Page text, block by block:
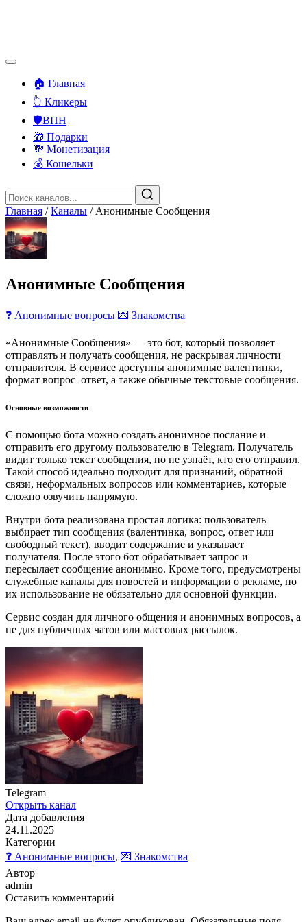
🏠 Главная
👆 Кликеры
🛡️ВПН
🎁 Подарки
💸 Монетизация
💰 Кошельки
Главная / Каналы / Анонимные Сообщения
Анонимные Сообщения
❓ Анонимные вопросы 💌 Знакомства
«Анонимные Сообщения» — это бот, который позволяет
отправлять и получать сообщения, не раскрывая личности
отправителя. В сервисе доступны анонимные валентинки,
формат вопрос–ответ, а также обычные текстовые сообщения.
Основные возможности
С помощью бота можно создать анонимное послание и
отправить его другому пользователю в Telegram. Получатель
видит только текст сообщения, но не узнаёт, кто его отправил.
Такой способ идеально подходит для признаний, обратной
связи, неформальных вопросов или комментариев, которые
сложно озвучить напрямую.
Внутри бота реализована простая логика: пользователь
выбирает тип сообщения (валентинка, вопрос, ответ или
свободный текст), вводит содержание и указывает
получателя. После этого бот обрабатывает запрос и
пересылает сообщение анонимно. Кроме того, предусмотрены
служебные каналы для новостей и информации о рекламе, но
их использование не обязательно для основной функции.
Сервис создан для личного общения и анонимных вопросов, а
не для публичных чатов или массовых рассылок.
Telegram
Открыть канал
Дата добавления
24.11.2025
Категории
❓ Анонимные вопросы, 💌 Знакомства
Автор
admin
Оставить комментарий